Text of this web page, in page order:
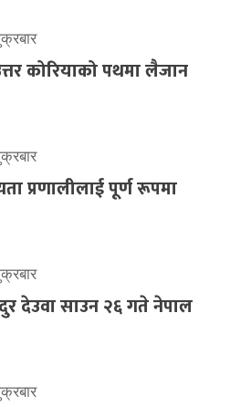
कोरियाको पथमा लैजान
प्रणालीलाई पूर्ण रूपमा
देउवा साउन २६ गते नेपाल